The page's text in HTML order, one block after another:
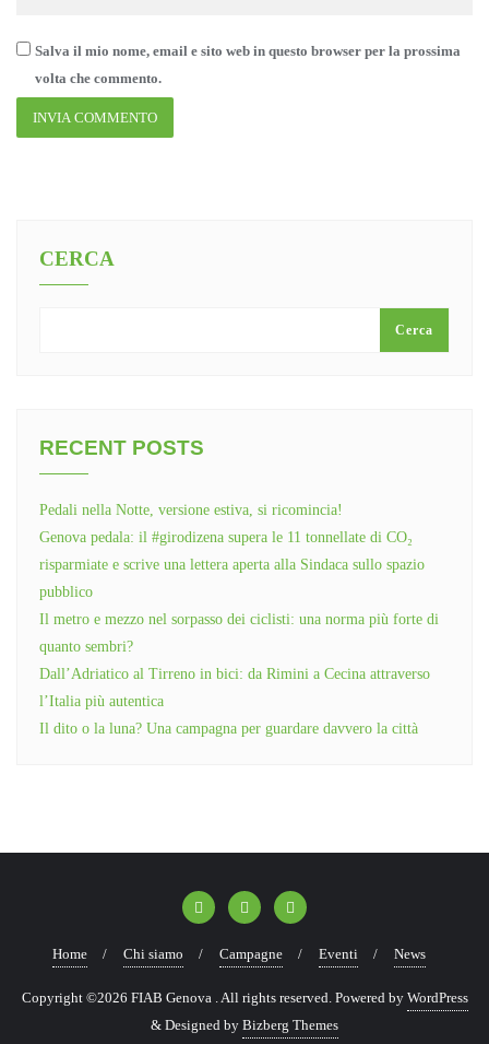
Salva il mio nome, email e sito web in questo browser per la prossima
volta che commento.
CERCA
Cerca
RECENT POSTS
Pedali nella Notte, versione estiva, si ricomincia!
Genova pedala: il #girodizena supera le 11 tonnellate di CO₂
risparmiate e scrive una lettera aperta alla Sindaca sullo spazio
pubblico
Il metro e mezzo nel sorpasso dei ciclisti: una norma più forte di
quanto sembri?
Dall’Adriatico al Tirreno in bici: da Rimini a Cecina attraverso
l’Italia più autentica
Il dito o la luna? Una campagna per guardare davvero la città
Home Chi siamo Campagne Eventi News
Copyright ©2026 FIAB Genova . All rights reserved. Powered by WordPress
& Designed by Bizberg Themes